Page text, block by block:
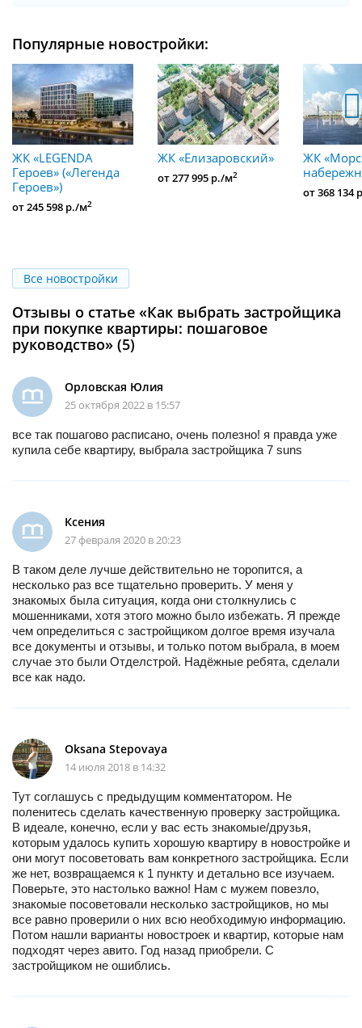
Популярные новостройки:
ЖК «LEGENDA
Героев» («Легенда
Героев»)
от 245 598 р./м2
ЖК «Елизаровский»
от 277 995 р./м2
ЖК
от 368 134
Все новостройки
Отзывы о статье «Как выбрать застройщика
при покупке квартиры: пошаговое
руководство» (5)
Орловская Юлия
25 октября 2022 в 15:57
все так пошагово расписано, очень полезно! я правда уже
купила себе квартиру, выбрала застройщика 7 suns
Ксения
27 февраля 2020 в 20:23
В таком деле лучше действительно не торопится, а
несколько раз все тщательно проверить. У меня у
знакомых была ситуация, когда они столкнулись с
мошенниками, хотя этого можно было избежать. Я прежде
чем определиться с застройщиком долгое время изучала
все документы и отзывы, и только потом выбрала, в моем
случае это были Отделстрой. Надёжные ребята, сделали
все как надо.
Oksana Stepovaya
14 июля 2018 в 14:32
Тут соглашусь с предыдущим комментатором. Не
поленитесь сделать качественную проверку застройщика.
В идеале, конечно, если у вас есть знакомые/друзья,
которым удалось купить хорошую квартиру в новостройке и
они могут посоветовать вам конкретного застройщика. Если
же нет, возвращаемся к 1 пункту и детально все изучаем.
Поверьте, это настолько важно! Нам с мужем повезло,
знакомые посоветовали несколько застройщиков, но мы
все равно проверили о них всю необходимую информацию.
Потом нашли варианты новостроек и квартир, которые нам
подходят через авито. Год назад приобрели. С
застройщиком не ошиблись.